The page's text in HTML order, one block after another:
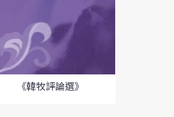
《韓牧評論選》